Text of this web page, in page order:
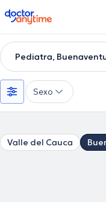
doctoranytime
Pediatra,
Sexo
Valle del Cauca